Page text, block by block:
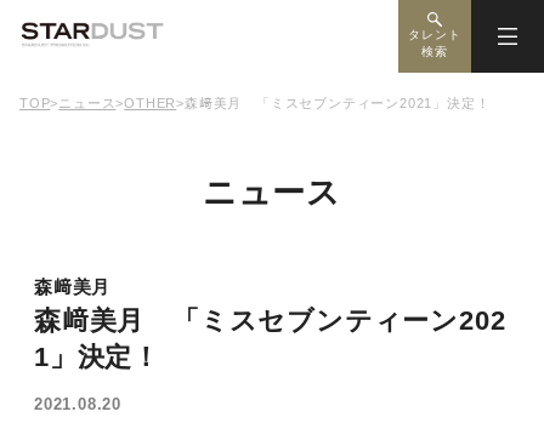
タレント
検索
TOP> ニュース>OTHER>森﨑美月 「ミスセブンティーン2021」決定！
ニュース
森﨑美月
森﨑美月 「ミスセブンティーン202
1」決定！
2021.08.20